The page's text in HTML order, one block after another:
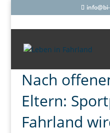
Nach
Eltern:
Fahrland